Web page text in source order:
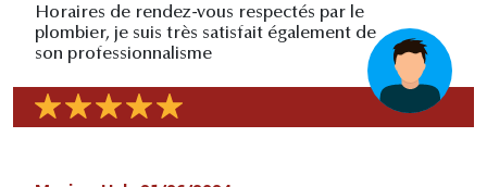
Horaires de rendez-vous respectés par le
plombier, je suis très satisfait également de
son professionnalisme